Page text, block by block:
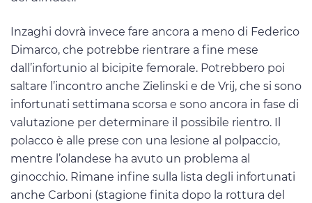
Inzaghi dovrà invece fare ancora a meno di Federico
Dimarco, che potrebbe rientrare a fine mese
dall’infortunio al bicipite femorale. Potrebbero poi
saltare l’incontro anche Zielinski e de Vrij, che si sono
infortunati settimana scorsa e sono ancora in fase di
valutazione per determinare il possibile rientro. Il
polacco è alle prese con una lesione al polpaccio,
mentre l’olandese ha avuto un problema al
ginocchio. Rimane infine sulla lista degli infortunati
anche Carboni (stagione finita dopo la rottura del